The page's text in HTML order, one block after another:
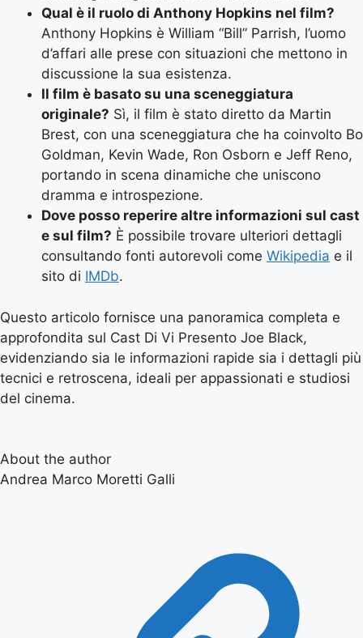
Qual è il ruolo di Anthony Hopkins nel film?
Anthony Hopkins è William “Bill” Parrish, l’uomo
d’affari alle prese con situazioni che mettono in
discussione la sua esistenza.
Il film è basato su una sceneggiatura
originale? Sì, il film è stato diretto da Martin
Brest, con una sceneggiatura che ha coinvolto Bo
Goldman, Kevin Wade, Ron Osborn e Jeff Reno,
portando in scena dinamiche che uniscono
dramma e introspezione.
Dove posso reperire altre informazioni sul cast
e sul film? È possibile trovare ulteriori dettagli
consultando fonti autorevoli come Wikipedia e il
sito di IMDb.
Questo articolo fornisce una panoramica completa e
approfondita sul Cast Di Vi Presento Joe Black,
evidenziando sia le informazioni rapide sia i dettagli più
tecnici e retroscena, ideali per appassionati e studiosi
del cinema.
About the author
Andrea Marco Moretti Galli